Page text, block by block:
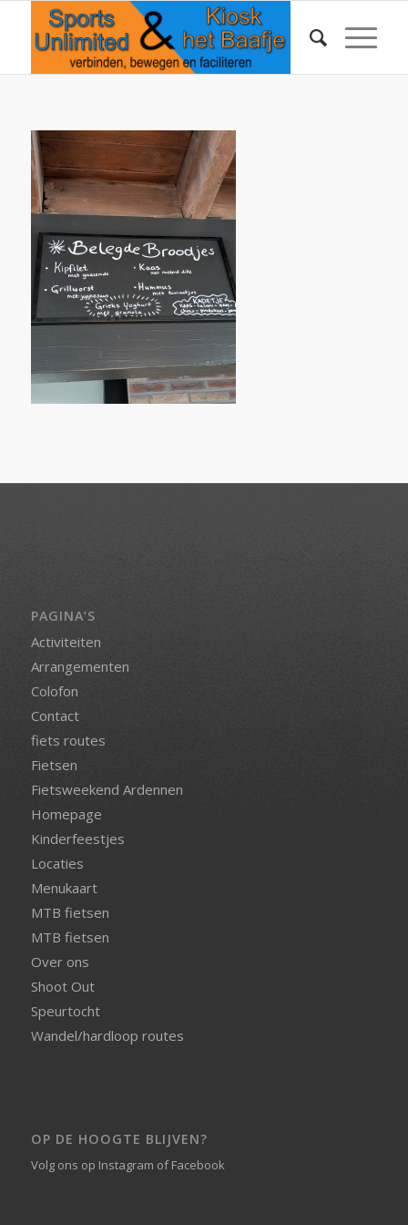
PAGINA’S
Activiteiten
Arrangementen
Colofon
Contact
fiets routes
Fietsen
Fietsweekend Ardennen
Homepage
Kinderfeestjes
Locaties
Menukaart
MTB fietsen
MTB fietsen
Over ons
Shoot Out
Speurtocht
Wandel/hardloop routes
OP DE HOOGTE BLIJVEN?
Volg ons op Instagram ofFacebook